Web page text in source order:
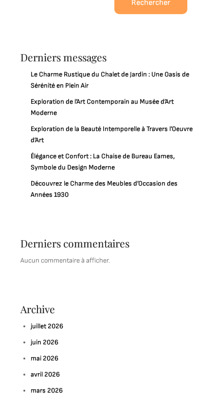
Rechercher
Derniers messages
Le Charme Rustique du Chalet de Jardin : Une Oasis de
Sérénité en Plein Air
Exploration de l’Art Contemporain au Musée d’Art
Moderne
Exploration de la Beauté Intemporelle à Travers l’Oeuvre
d’Art
Élégance et Confort : La Chaise de Bureau Eames,
Symbole du Design Moderne
Découvrez le Charme des Meubles d’Occasion des
Années 1930
Derniers commentaires
Aucun commentaire à afficher.
Archive
juillet 2026
juin 2026
mai 2026
avril 2026
mars 2026